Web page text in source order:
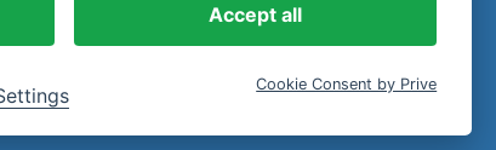
Accept all
Cookie Consent by Prive